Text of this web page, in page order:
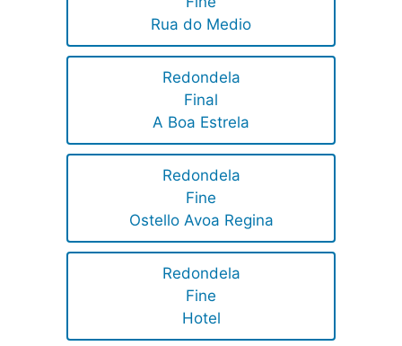
Rua do Medio
Redondela
Final
A Boa Estrela
Redondela
Fine
Ostello Avoa Regina
Redondela
Fine
Hotel